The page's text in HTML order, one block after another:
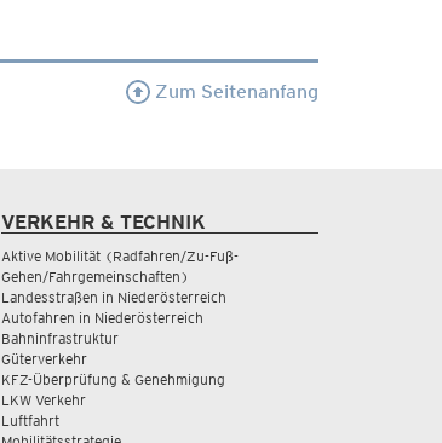
Zum Seitenanfang
VERKEHR & TECHNIK
Aktive Mobilität (Radfahren/Zu-Fuß-
Gehen/Fahrgemeinschaften)
Landesstraßen in Niederösterreich
Autofahren in Niederösterreich
Bahninfrastruktur
Güterverkehr
KFZ-Überprüfung & Genehmigung
LKW Verkehr
Luftfahrt